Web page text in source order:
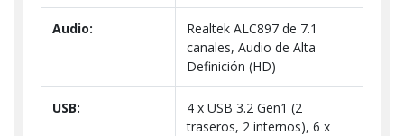
Audio:
Realtek ALC897 de 7.1
canales, Audio de Alta
Definición (HD)
USB:
4 x USB 3.2 Gen1 (2
traseros, 2 internos), 6 x